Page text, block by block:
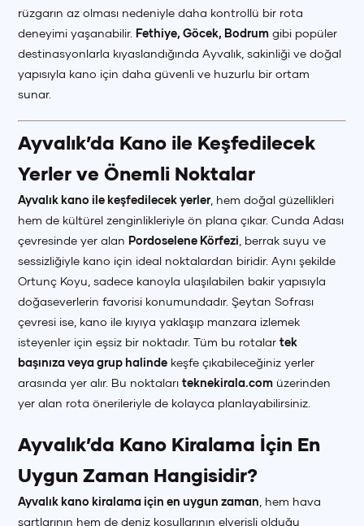
rüzgarın az olması nedeniyle daha kontrollü bir rota
deneyimi yaşanabilir. Fethiye, Göcek, Bodrum gibi popüler
destinasyonlarla kıyaslandığında Ayvalık, sakinliği ve doğal
yapısıyla kano için daha güvenli ve huzurlu bir ortam
sunar.
Ayvalık’da Kano ile Keşfedilecek
Yerler ve Önemli Noktalar
Ayvalık kano ile keşfedilecek yerler , hem doğal güzellikleri
hem de kültürel zenginlikleriyle ön plana çıkar. Cunda Adası
çevresinde yer alan Pordoselene Körfezi , berrak suyu ve
sessizliğiyle kano için ideal noktalardan biridir. Aynı şekilde
Ortunç Koyu, sadece kanoyla ulaşılabilen bakir yapısıyla
doğaseverlerin favorisi konumundadır. Şeytan Sofrası
çevresi ise, kano ile kıyıya yaklaşıp manzara izlemek
isteyenler için eşsiz bir noktadır. Tüm bu rotalartek
başınıza veya grup halinde keşfe çıkabileceğiniz yerler
arasında yer alır. Bu noktalarıteknekirala.com üzerinden
yer alan rota önerileriyle de kolayca planlayabilirsiniz.
Ayvalık’da Kano Kiralama İçin En
Uygun Zaman Hangisidir?
Ayvalık kano kiralama için en uygun zaman , hem hava
şartlarının hem de deniz koşullarının elverişli olduğu